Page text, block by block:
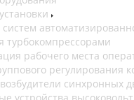
турбокомпрессорами
рабочего места
регулирования
синхронных